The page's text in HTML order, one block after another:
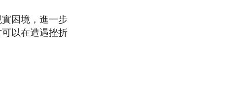
困境，進一步
以在遭遇挫折